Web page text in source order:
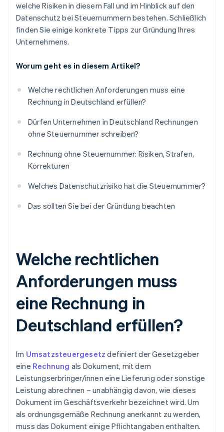
welche Risiken in diesem Fall und im Hinblick auf den
Datenschutz bei Steuernummern bestehen. Schließlich
finden Sie einige konkrete Tipps zur Gründung Ihres
Unternehmens.
Worum geht es in diesem Artikel?
Welche rechtlichen Anforderungen muss eine
Rechnung in Deutschland erfüllen?
Dürfen Unternehmen in Deutschland Rechnungen
ohne Steuernummer schreiben?
Rechnung ohne Steuernummer: Risiken, Strafen,
Korrekturen
Welches Datenschutzrisiko hat die Steuernummer?
Das sollten Sie bei der Gründung beachten
Welche rechtlichen
Anforderungen muss
eine Rechnung in
Deutschland erfüllen?
Im Umsatzsteuergesetz definiert der Gesetzgeber
eine Rechnung als Dokument, mit dem
Leistungserbringer/innen eine Lieferung oder sonstige
Leistung abrechnen – unabhängig davon, wie dieses
Dokument im Geschäftsverkehr bezeichnet wird. Um
als ordnungsgemäße Rechnung anerkannt zu werden,
muss das Dokument einige Pflichtangaben enthalten.